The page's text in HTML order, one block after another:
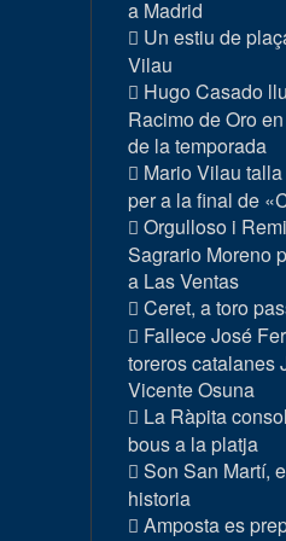
a Madrid
Un estiu de
Vilau
Hugo Casado
Racimo de Oro
de la temporada
Mario Vilau
per a la final de
Orgulloso i
Sagrario Moreno
a Las Ventas
Ceret, a toro
Fallece José
toreros catalanes
Vicente Osuna
La Ràpita
bous a la platja
Son San Martí,
historia
Amposta es